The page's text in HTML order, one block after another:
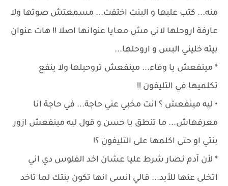
منه... كتب عليها و البنت اختفت... مسمعتش صوتها ولا
عارفة اروحلها لاني مش معايا عنوانها اصلا !! هات عنوان
بيته خليني البس و اروحلها...
* مينفعش يا وفاء... مينفعش تروحيلها ولا ينفع
تكلميها في التليفون !!
• ليه مينفعش ؟ انت مخبي عني حاجة... في حاجة انا
معرفهاش... ما تنطق يا حسن و قول ليه مينفعش ازور
بنتي او حتى اكلمها على التليفون ؟!
* لأن آدم نصار شرط عليا عشان اخد الفلوس دي اني
اتخلى عنها للأبد... قالي انسى انها تكون بنتك لما تاخد